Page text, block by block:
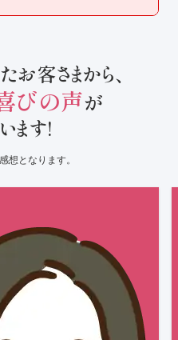
客さまから、
びの声が
ます!
想となります。